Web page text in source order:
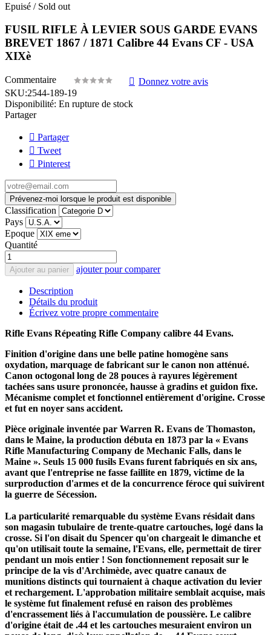
Epuisé / Sold out
FUSIL RIFLE À LEVIER SOUS GARDE EVANS
BREVET 1867 / 1871 Calibre 44 Evans CF - USA
XIXè
Commentaire
Donnez votre avis
SKU:2544-189-19
Disponibilité: En rupture de stock
Partager
Partager
Tweet
Pinterest
Prévenez-moi lorsque le produit est disponible
Classification
Pays
Epoque
Quantité
Ajouter au panier ajouter pour comparer
Description
Détails du produit
Écrivez votre propre commentaire
Rifle Evans Répeating Rifle Company calibre 44 Evans.
Finition d'origine dans une belle patine homogène sans
oxydation, marquage de fabricant sur le canon non atténué.
Canon octogonal long de 28 pouces à rayures légèrement
tachées sans usure prononcée, hausse à gradins et guidon fixe.
Mécanisme complet et fonctionnel entièrement d'origine. Crosse
et fut en noyer sans accident.
Pièce originale inventée par Warren R. Evans de Thomaston,
dans le Maine, la production débuta en 1873 par la « Evans
Rifle Manufacturing Company de Mechanic Falls, dans le
Maine ». Seuls 15 000 fusils Evans furent fabriqués en six ans,
avant que l'entreprise ne fasse faillite en 1879, victime de la
surproduction d'armes et de la concurrence féroce qui suivirent
la guerre de Sécession.
La particularité remarquable du système Evans résidait dans
son magasin tubulaire de trente-quatre cartouches, logé dans la
crosse. Si l'on disait du Spencer qu'on chargeait le dimanche et
qu'on utilisait toute la semaine, l'Evans, elle, permettait de tirer
pendant un mois entier ! Son fonctionnement reposait sur le
principe de la vis d'Archimède, avec quatre canaux de
munitions distincts qui tournaient à chaque activation du levier
et rechargement. L'approbation militaire semblait acquise, mais
le système fut finalement refusé en raison des problèmes
d'encrassement liés à l'accumulation de poussière. Le calibre
d'origine était de .44 et les cartouches mesuraient environ un